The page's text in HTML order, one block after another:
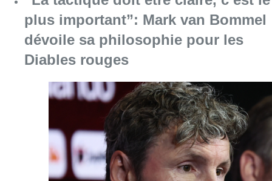
Consulter l'article "“La tactique doit être
1.000 places d’accueil menacées :
les associations bruxelloises